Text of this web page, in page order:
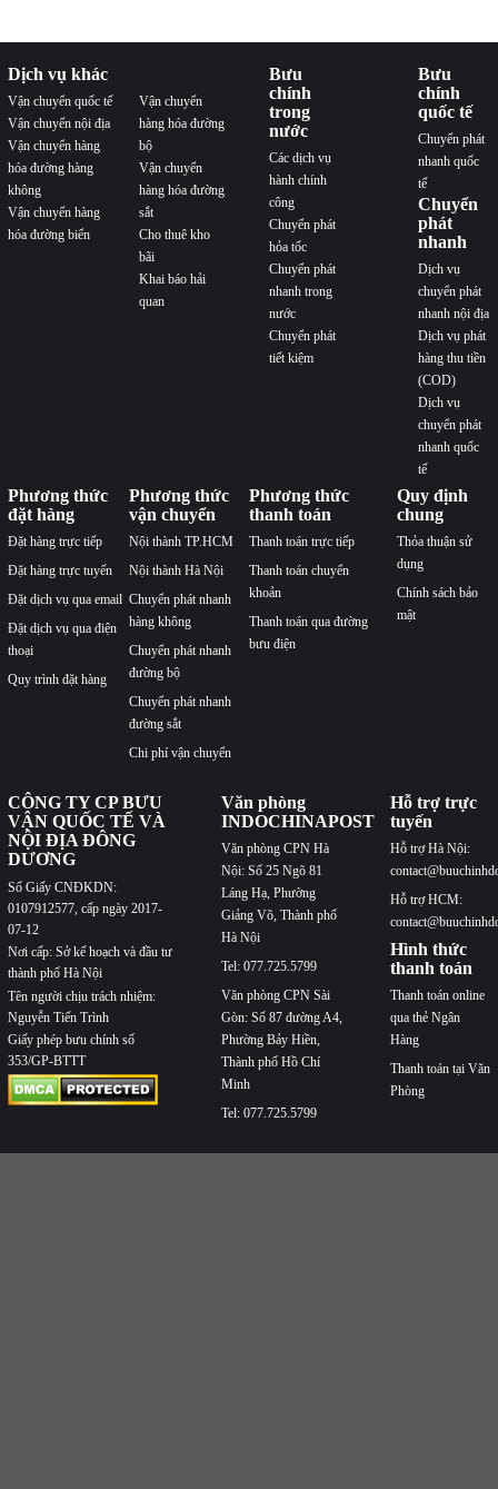
Dịch vụ khác
Vận chuyển quốc tế
Vận chuyển nội địa
Vận chuyển hàng
hóa đường hàng
không
Vận chuyển hàng
hóa đường biển
Vận chuyển
hàng hóa đường
bộ
Vận chuyển
hàng hóa đường
sắt
Cho thuê kho
bãi
Khai báo hải
quan
Bưu
chính
trong
nước
Các dịch vụ
hành chính
công
Chuyển phát
hỏa tốc
Chuyển phát
nhanh trong
nước
Chuyển phát
tiết kiệm
Bưu
chính
quốc tế
Chuyển phát
nhanh quốc
tế
Chuyển
phát
nhanh
Dịch vụ
chuyển phát
nhanh nội địa
Dịch vụ phát
hàng thu tiền
(COD)
Dịch vụ
chuyển phát
nhanh quốc
tế
Phương thức
đặt hàng
Đặt hàng trực tiếp
Đặt hàng trực tuyến
Đặt dịch vụ qua email
Đặt dịch vụ qua điện
thoại
Quy trình đặt hàng
Phương thức
vận chuyển
Nội thành TP.HCM
Nội thành Hà Nội
Chuyển phát nhanh
hàng không
Chuyển phát nhanh
đường bộ
Chuyển phát nhanh
đường sắt
Chi phí vận chuyển
Phương thức
thanh toán
Thanh toán trực tiếp
Thanh toán chuyển
khoản
Thanh toán qua đường
bưu điện
Quy định
chung
Thỏa thuận sử
dụng
Chính sách bảo
mật
CÔNG TY CP BƯU
VẬN QUỐC TẾ VÀ
NỘI ĐỊA ĐÔNG
DƯƠNG
Số Giấy CNĐKDN:
0107912577, cấp ngày 2017-
07-12
Nơi cấp: Sở kế hoạch và đầu tư
thành phố Hà Nội
Tên người chịu trách nhiệm:
Nguyễn Tiến Trình
Giấy phép bưu chính số
353/GP-BTTT
Văn phòng
INDOCHINAPOST
Văn phòng CPN Hà
Nội: Số 25 Ngõ 81
Láng Hạ, Phường
Giảng Võ, Thành phố
Hà Nội
Tel: 077.725.5799
Văn phòng CPN Sài
Gòn: Số 87 đường A4,
Phường Bảy Hiền,
Thành phố Hồ Chí
Minh
Tel: 077.725.5799
Hỗ trợ trực
tuyến
Hỗ trợ Hà Nội:
Hỗ trợ HCM:
Hình thức
thanh toán
Thanh toán online
qua thẻ Ngân
Hàng
Thanh toán tại Văn
Phòng